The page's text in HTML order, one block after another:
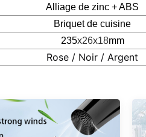
Alliage de zinc + ABS
Briquet de cuisine
235x26x18mm
Rose / Noir / Argent